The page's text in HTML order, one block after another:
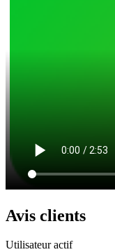
Avis clients
Utilisateur actif